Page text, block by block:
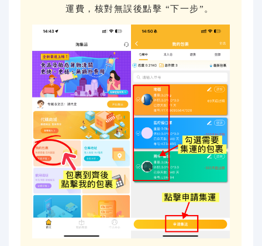
運費，核對無誤後點擊 “下一步”。